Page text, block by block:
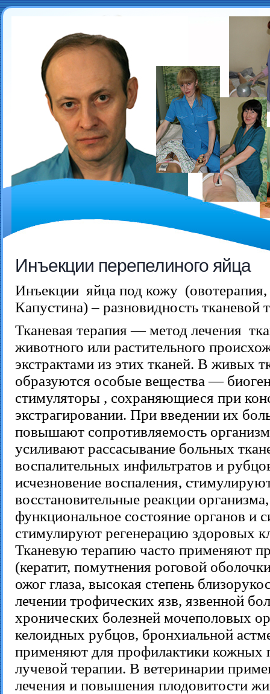
Инъекции перепелиного яйца
Инъекции яйца под кожу (овотерапия,
Капустина) – разновидность тканевой
Тканевая терапия — метод лечения
животного или растительного
экстрактами из этих тканей. В живых
образуются особые вещества —
стимуляторы , сохраняющиеся при
экстрагировании. При введении их
повышают сопротивляемость
усиливают рассасывание больных
воспалительных инфильтратов и
исчезновение воспаления,
восстановительные реакции
функциональное состояние органов и
стимулируют регенерацию здоровых
Тканевую терапию часто применяют
(кератит, помутнения роговой
ожог глаза, высокая степень
лечении трофических язв, язвенной
хронических болезней мочеполовых
келоидных рубцов, бронхиальной
применяют для профилактики кожных
лучевой терапии. В ветеринарии
лечения и повышения плодовитости